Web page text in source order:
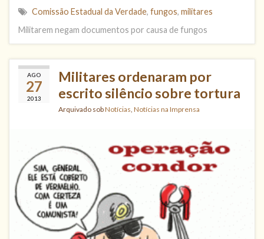
Comissão Estadual da Verdade, fungos, militares
Militarem negam documentos por causa de fungos
AGO
27
2013
Militares ordenaram por
escrito silêncio sobre tortura
Arquivado sobNotícias Notícias na Imprensa